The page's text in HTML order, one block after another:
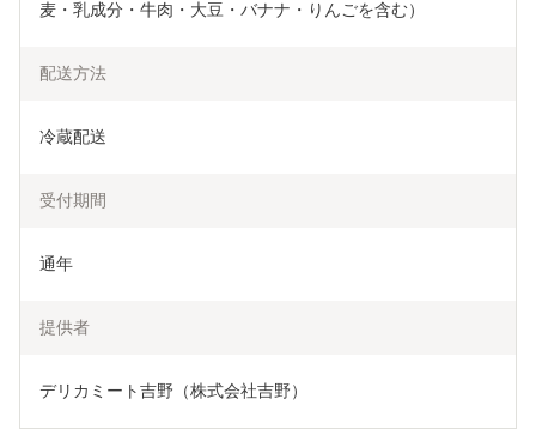
麦・乳成分・牛肉・大豆・バナナ・りんごを含む）
配送方法
冷蔵配送
受付期間
通年
提供者
デリカミート吉野（株式会社吉野）